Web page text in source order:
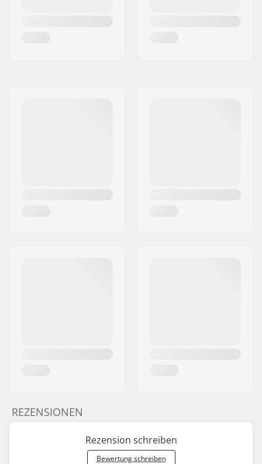
REZENSIONEN
Rezension schreiben
Bewertung schreiben